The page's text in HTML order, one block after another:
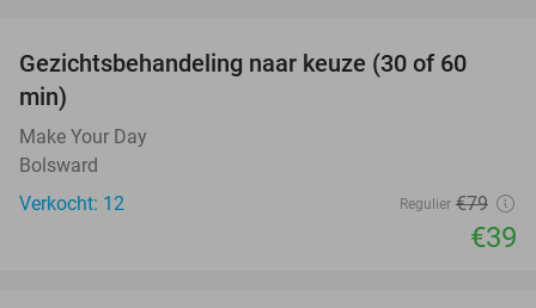
51%
Gezichtsbehandeling naar keuze (30 of 60
min)
Make Your Day
Bolsward
Verkocht: 12
Regulier €79
€39